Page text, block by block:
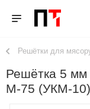
Решётки для
Решётка 5
М-75 (УКМ-